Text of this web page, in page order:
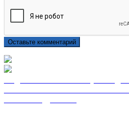
Оставьте комментарий